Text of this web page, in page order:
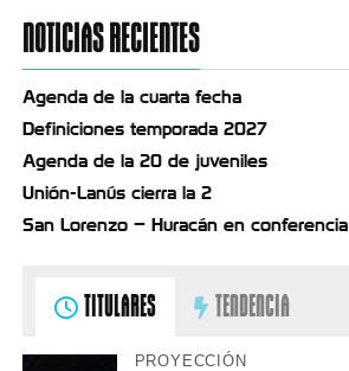
NOTICIAS RECIENTES
Agenda de la cuarta fecha
Definiciones temporada 2027
Agenda de la 20 de juveniles
Unión-Lanús cierra la 2
San Lorenzo – Huracán en conferencia
TITULARES TENDENCIA
PROYECCIÓN